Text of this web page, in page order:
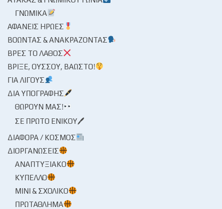
ΓΝΩΜΙΚΆ
ΑΦΑΝΕΊΣ ΉΡΩΕΣ
ΒΟΏΝΤΑΣ & ΑΝΑΚΡΆΖΟΝΤΑΣ
ΒΡΕΣ ΤΟ ΛΆΘΟΣ
ΒΡΊΞΕ, ΟΎΣΣΟΥ, ΒΆΩΣΤΟ!
ΓΙΑ ΛΊΓΟΥΣ
ΔΙΑ ΥΠΟΓΡΑΦΉΣ
ΘΩΡΟΎΝ ΜΑΣ!
ΣΕ ΠΡΏΤΟ ΕΝΙΚΟΎ🖊
ΔΙΆΦΟΡΑ / ΚΌΣΜΟΣ
ΔΙΟΡΓΑΝΏΣΕΙΣ
ΑΝΑΠΤΥΞΙΑΚΌ
ΚΎΠΕΛΛΟ
ΜΊΝΙ & ΣΧΟΛΙΚΌ
ΠΡΩΤΆΘΛΗΜΑ